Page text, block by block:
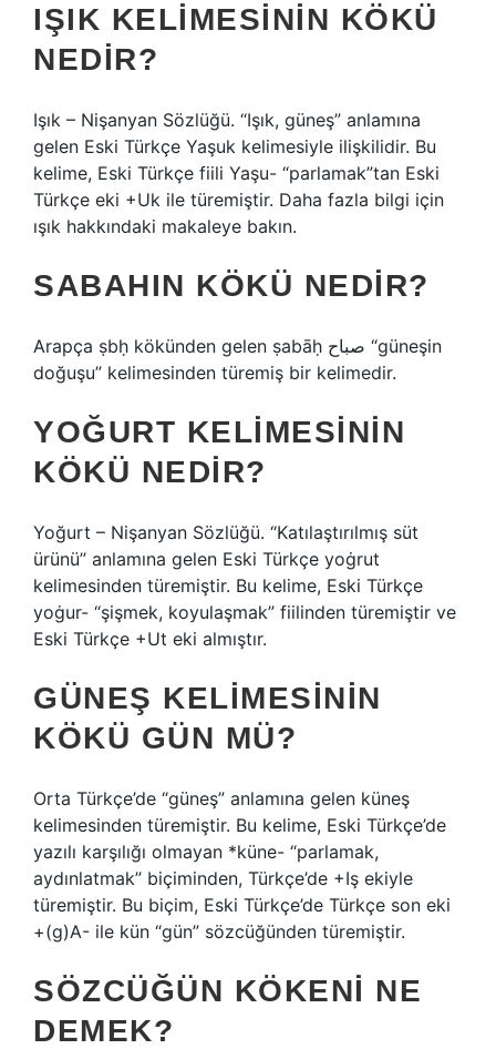
IŞIK KELIMESININ KÖKÜ
NEDIR?
Işık – Nişanyan Sözlüğü. “Işık, güneş” anlamına
gelen Eski Türkçe Yaşuk kelimesiyle ilişkilidir. Bu
kelime, Eski Türkçe fiili Yaşu- “parlamak”tan Eski
Türkçe eki +Uk ile türemiştir. Daha fazla bilgi için
ışık hakkındaki makaleye bakın.
SABAHIN KÖKÜ NEDIR?
Arapça ṣbḥ kökünden gelen ṣabāḥ صباح “güneşin
doğuşu” kelimesinden türemiş bir kelimedir.
YOĞURT KELIMESININ
KÖKÜ NEDIR?
Yoğurt – Nişanyan Sözlüğü. “Katılaştırılmış süt
ürünü” anlamına gelen Eski Türkçe yoġrut
kelimesinden türemiştir. Bu kelime, Eski Türkçe
yoġur- “şişmek, koyulaşmak” fiilinden türemiştir ve
Eski Türkçe +Ut eki almıştır.
GÜNEŞ KELIMESININ
KÖKÜ GÜN MÜ?
Orta Türkçe’de “güneş” anlamına gelen küneş
kelimesinden türemiştir. Bu kelime, Eski Türkçe’de
yazılı karşılığı olmayan *küne- “parlamak,
aydınlatmak” biçiminden, Türkçe’de +Iş ekiyle
türemiştir. Bu biçim, Eski Türkçe’de Türkçe son eki
+(g)A- ile kün “gün” sözcüğünden türemiştir.
SÖZCÜĞÜN KÖKENI NE
DEMEK?